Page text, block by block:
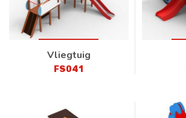
Vliegtuig
FS041